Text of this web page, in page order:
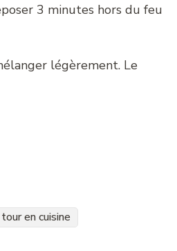
3 minutes hors du feu
légèrement. Le
en cuisine